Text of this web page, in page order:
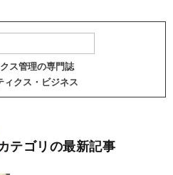
ス管理の専門誌
ィクス・ビジネス
テゴリの最新記事